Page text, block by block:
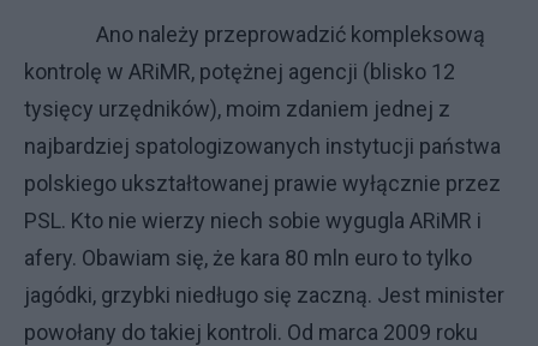
Ano należy przeprowadzić kompleksową
kontrolę w ARiMR, potężnej agencji (blisko 12
tysięcy urzędników), moim zdaniem jednej z
najbardziej spatologizowanych instytucji państwa
polskiego ukształtowanej prawie wyłącznie przez
PSL. Kto nie wierzy niech sobie wygugla ARiMR i
afery. Obawiam się, że kara 80 mln euro to tylko
jagódki, grzybki niedługo się zaczną. Jest minister
powołany do takiej kontroli. Od marca 2009 roku